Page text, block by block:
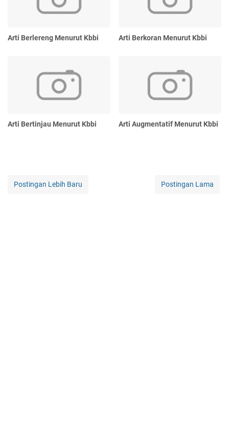
Arti Berlereng Menurut Kbbi Arti Berkoran Menurut Kbbi
Arti Bertinjau Menurut Kbbi Arti Augmentatif Menurut Kbbi
Postingan Lebih Baru Postingan Lama